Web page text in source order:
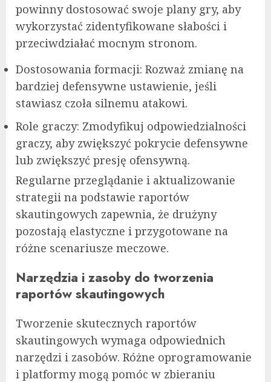
powinny dostosować swoje plany gry, aby
wykorzystać zidentyfikowane słabości i
przeciwdziałać mocnym stronom.
Dostosowania formacji: Rozważ zmianę na
bardziej defensywne ustawienie, jeśli
stawiasz czoła silnemu atakowi.
Role graczy: Zmodyfikuj odpowiedzialności
graczy, aby zwiększyć pokrycie defensywne
lub zwiększyć presję ofensywną.
Regularne przeglądanie i aktualizowanie
strategii na podstawie raportów
skautingowych zapewnia, że drużyny
pozostają elastyczne i przygotowane na
różne scenariusze meczowe.
Narzędzia i zasoby do tworzenia
raportów skautingowych
Tworzenie skutecznych raportów
skautingowych wymaga odpowiednich
narzędzi i zasobów. Różne oprogramowanie
i platformy mogą pomóc w zbieraniu